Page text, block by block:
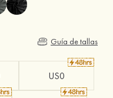
Guía de tallas
US0